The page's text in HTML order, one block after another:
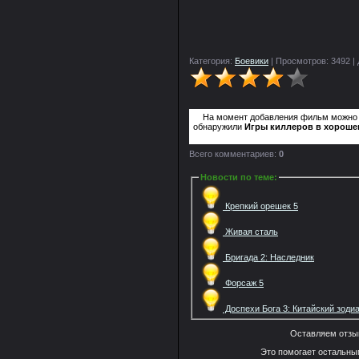
Категория: Боевики | Просмотров: 3492 |
На момент добавления фильм
обнаружили Игры киллеров в
Всего комментариев: 0
Новости по теме:
Крепкий орешек 5
Живая сталь
Бригада 2: Наследник
Форсаж 5
Доспехи Бога 3: Китайский
Оставляем
Это помогает